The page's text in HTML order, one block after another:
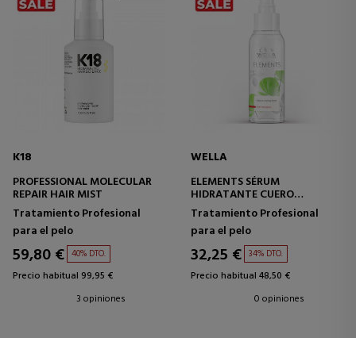
K18
PROFESSIONAL MOLECULAR
REPAIR HAIR MIST
Tratamiento Profesional
para el pelo
59,80 € 40% DTO.
Precio habitual 99,95 €
3 opiniones
WELLA
ELEMENTS SÉRUM
HIDRATANTE CUERO
CABELLUDO
Tratamiento Profesional
para el pelo
32,25 € 34% DTO.
Precio habitual 48,50 €
0 opiniones